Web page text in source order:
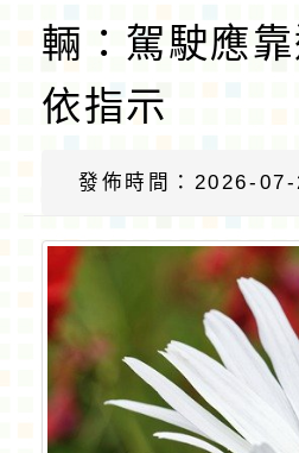
輛：駕駛應
依指示
發佈時間：2026-07-